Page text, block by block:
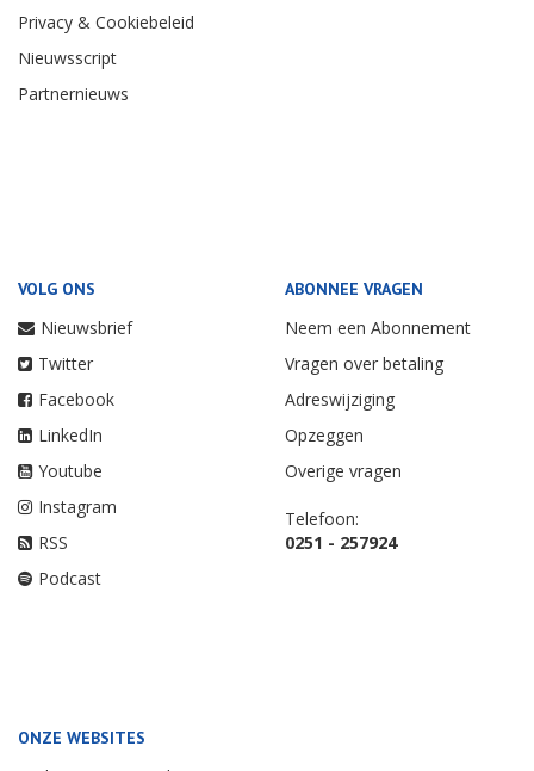
Privacy & Cookiebeleid
Nieuwsscript
Partnernieuws
VOLG ONS
Nieuwsbrief
Twitter
Facebook
LinkedIn
Youtube
Instagram
RSS
Podcast
ABONNEE VRAGEN
Neem een Abonnement
Vragen over betaling
Adreswijziging
Opzeggen
Overige vragen
Telefoon:
0251 - 257924
ONZE WEBSITES